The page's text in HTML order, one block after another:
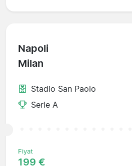
Napoli
Milan
Stadio San Paolo
Serie A
Fiyat
199 €